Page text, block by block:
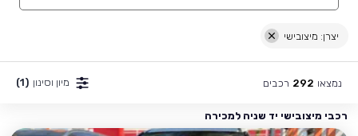
יצרן: מיצובישי
נמצאו 292 רכבים מיון וסינון (1)
רכבי מיצובישי יד שניה למכירה